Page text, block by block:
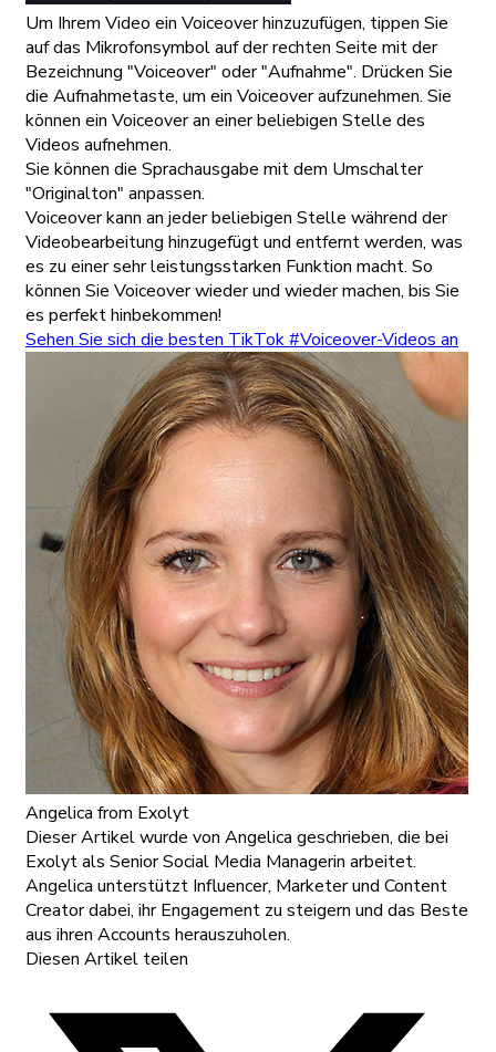
Um Ihrem Video ein Voiceover hinzuzufügen, tippen Sie
auf das Mikrofonsymbol auf der rechten Seite mit der
Bezeichnung "Voiceover" oder "Aufnahme". Drücken Sie
die Aufnahmetaste, um ein Voiceover aufzunehmen. Sie
können ein Voiceover an einer beliebigen Stelle des
Videos aufnehmen.
Sie können die Sprachausgabe mit dem Umschalter
"Originalton" anpassen.
Voiceover kann an jeder beliebigen Stelle während der
Videobearbeitung hinzugefügt und entfernt werden, was
es zu einer sehr leistungsstarken Funktion macht. So
können Sie Voiceover wieder und wieder machen, bis Sie
es perfekt hinbekommen!
Sehen Sie sich die besten TikTok #Voiceover-Videos an
Angelica from Exolyt
Dieser Artikel wurde von Angelica geschrieben, die bei
Exolyt als Senior Social Media Managerin arbeitet.
Angelica unterstützt Influencer, Marketer und Content
Creator dabei, ihr Engagement zu steigern und das Beste
aus ihren Accounts herauszuholen.
Diesen Artikel teilen